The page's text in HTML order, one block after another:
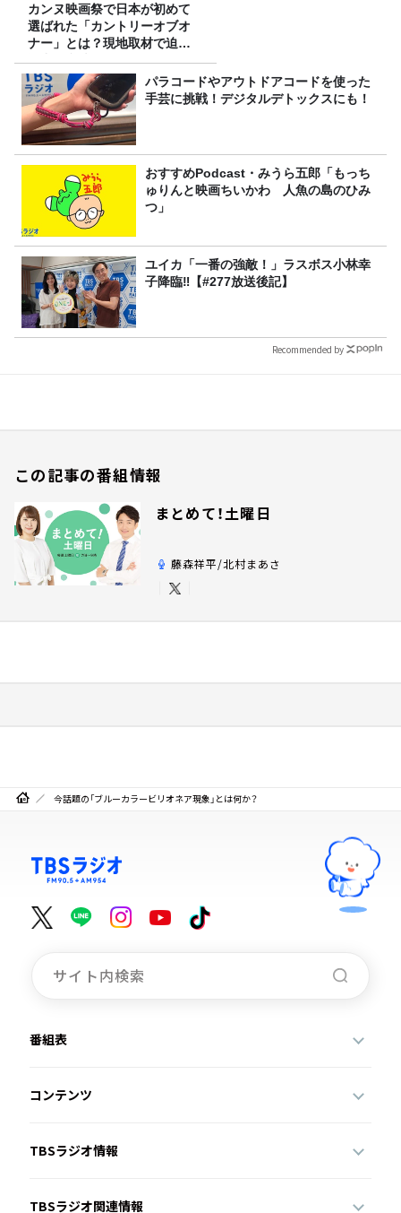
カンヌ映画祭で日本が初めて
選ばれた「カントリーオブオ
ナー」とは？現地取材で迫る
選出の意味
パラコードやアウトドアコードを使った
手芸に挑戦！デジタルデトックスにも！
おすすめPodcast・みうら五郎「もっち
ゅりんと映画ちいかわ 人魚の島のひみ
つ」
ユイカ「一番の強敵！」ラスボス小林幸
子降臨‼【#277放送後記】
Recommended by
この記事の番組情報
まとめて！土曜日
藤森祥平/北村まあさ
今話題の「ブルーカラービリオネア現象」とは何か？
番組表
コンテンツ
TBSラジオ情報
TBSラジオ関連情報